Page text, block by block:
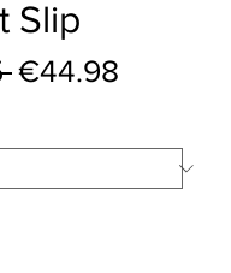
Slip
Regular Price
€44.98